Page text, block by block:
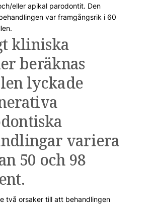
eller apikal parodontit. Den
var framgångsrik i 60
kliniska
beräknas
lyckade
variera
50 och 98
två orsaker till att behandlingen